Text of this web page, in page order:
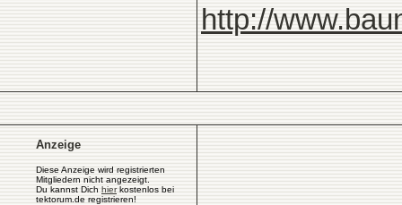
http://
Anzeige
Diese Anzeige wird registrierten
Mitgliedern nicht angezeigt.
Du kannst Dich hierkostenlos bei
tektorum.de registrieren!